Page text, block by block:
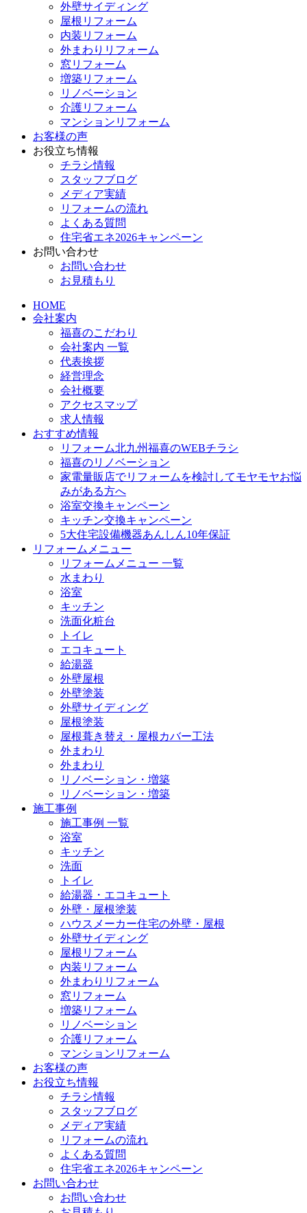
外壁サイディング
屋根リフォーム
内装リフォーム
外まわりリフォーム
窓リフォーム
増築リフォーム
リノベーション
介護リフォーム
マンションリフォーム
お客様の声
お役立ち情報
チラシ情報
スタッフブログ
メディア実績
リフォームの流れ
よくある質問
住宅省エネ2026キャンペーン
お問い合わせ
お問い合わせ
お見積もり
HOME
会社案内
福喜のこだわり
会社案内 一覧
代表挨拶
経営理念
会社概要
アクセスマップ
求人情報
おすすめ情報
リフォーム北九州福喜のWEBチラシ
福喜のリノベーション
家電量販店でリフォームを検討してモヤモヤお悩
みがある方へ
浴室交換キャンペーン
キッチン交換キャンペーン
5大住宅設備機器あんしん10年保証
リフォームメニュー
リフォームメニュー 一覧
水まわり
浴室
キッチン
洗面化粧台
トイレ
エコキュート
給湯器
外壁屋根
外壁塗装
外壁サイディング
屋根塗装
屋根葺き替え・屋根カバー工法
外まわり
外まわり
リノベーション・増築
リノベーション・増築
施工事例
施工事例 一覧
浴室
キッチン
洗面
トイレ
給湯器・エコキュート
外壁・屋根塗装
ハウスメーカー住宅の外壁・屋根
外壁サイディング
屋根リフォーム
内装リフォーム
外まわりリフォーム
窓リフォーム
増築リフォーム
リノベーション
介護リフォーム
マンションリフォーム
お客様の声
お役立ち情報
チラシ情報
スタッフブログ
メディア実績
リフォームの流れ
よくある質問
住宅省エネ2026キャンペーン
お問い合わせ
お問い合わせ